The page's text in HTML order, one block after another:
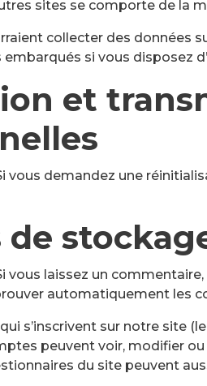
sites se comporte de la
collecter des données
embarqués si vous disposez
et
vous demandez une
de
vous laissez un
automatiquement les
s’inscrivent sur notre site
peuvent voir, modifier
du site peuvent